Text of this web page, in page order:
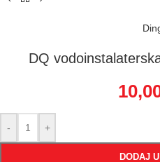
DQ
- +
DODAJ